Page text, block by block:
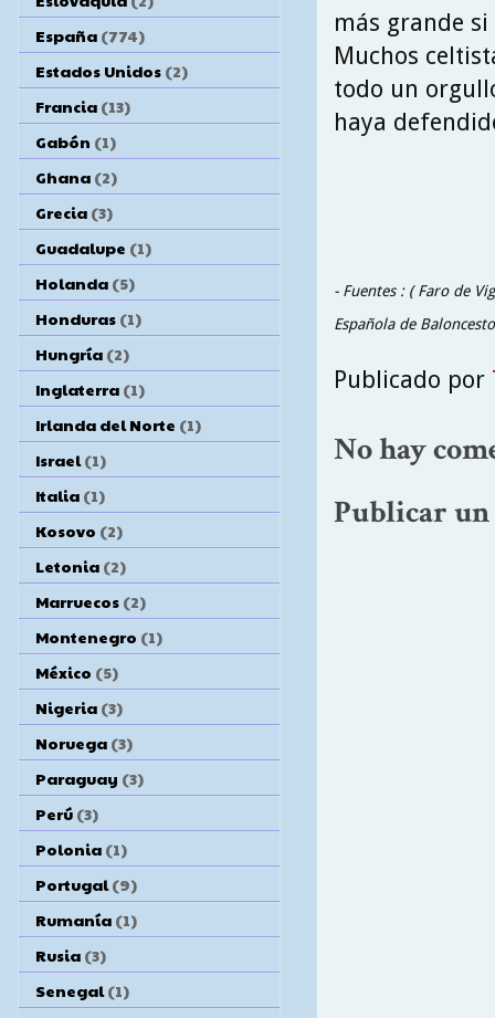
más grande si
Muchos
todo un
haya
- Fuentes : ( Faro de
Española de
Publicado por
No hay
Publicar
España (774)
Estados Unidos (2)
Francia (13)
Gabón (1)
Ghana (2)
Grecia (3)
Guadalupe (1)
Holanda (5)
Honduras (1)
Hungría (2)
Inglaterra (1)
Irlanda del Norte (1)
Israel (1)
Italia (1)
Kosovo (2)
Letonia (2)
Marruecos (2)
Montenegro (1)
México (5)
Nigeria (3)
Noruega (3)
Paraguay (3)
Perú (3)
Polonia (1)
Portugal (9)
Rumanía (1)
Rusia (3)
Senegal (1)